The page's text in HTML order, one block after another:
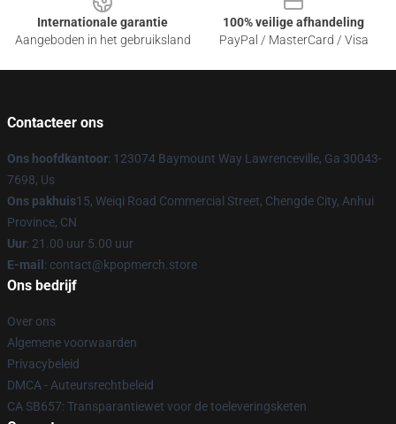
Internationale garantie
Aangeboden in het gebruiksland
100% veilige afhandeling
PayPal / MasterCard / Visa
Contacteer ons
Ons hoofdkantoor: 123074 Baymount Way Lawrenceville, Ga 30043-
7698, Us
Ons pakhuis15, Weiqi Road Commercial Street, Chengde City, Anhui
Province, CN
Uur: 21.00 uur 5.00 uur
E-mail : contact@kpopmerch.store
Ons bedrijf
Over ons
Algemene voorwaarden
Privacybeleid
DMCA - Auteursrechtbeleid
CA SB657: Transparantiewet voor de toeleveringsketen